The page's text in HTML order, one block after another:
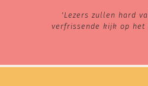
'Lezers zullen hard
verfrissende kijk op het